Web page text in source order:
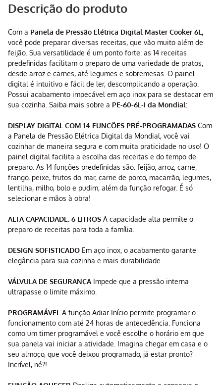
Descrição do produto
Com a Panela de Pressão Elétrica Digital Master Cooker 6L,
você pode preparar diversas receitas, que vão muito além de
feijão. Sua versatilidade é um ponto forte: as 14 receitas
predefinidas facilitam o preparo de uma variedade de pratos,
desde arroz e carnes, até legumes e sobremesas. O painel
digital é intuitivo e fácil de ler, descomplicando a operação.
Possui acabamento impecável em aço inox para se destacar em
sua cozinha. Saiba mais sobre a PE-60-6L-I da Mondial:
DISPLAY DIGITAL COM 14 FUNÇÕES PRÉ-PROGRAMADAS Com
a Panela de Pressão Elétrica Digital da Mondial, você vai
cozinhar de maneira segura e com muita praticidade no uso! O
painel digital facilita a escolha das receitas e do tempo de
preparo. As 14 funções predefinidas são: feijão, arroz, carne,
frango, peixe, frutos do mar, carne de porco, macarrão, legumes,
lentilha, milho, bolo e pudim, além da função refogar. É só
selecionar e mãos à obra!
ALTA CAPACIDADE: 6 LITROS A capacidade alta permite o
preparo de receitas para toda a família.
DESIGN SOFISTICADO Em aço inox, o acabamento garante
elegância para sua cozinha e mais durabilidade.
VÁLVULA DE SEGURANÇA Impede que a pressão interna
ultrapasse o limite máximo.
PROGRAMÁVEL A função Adiar Início permite programar o
funcionamento com até 24 horas de antecedência. Funciona
como um timer programável e você escolhe o horário em que
sua panela vai iniciar a atividade. Imagina chegar em casa e o
seu almoço, que você deixou programado, já estar pronto?
Incrível, né?!